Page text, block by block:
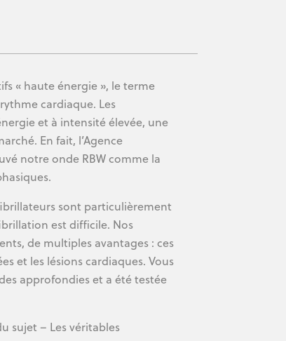
« haute énergie », le terme
cardiaque. Les
et à intensité élevée, une
En fait, l’Agence
notre onde RBW comme la
sont particulièrement
est difficile. Nos
de multiples avantages : ces
et les lésions cardiaques. Vous
approfondies et a été testée
sujet – Les véritables